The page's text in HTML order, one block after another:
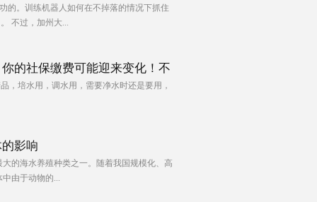
的。训练机器人如何在不掉落的情况下抓住
不过，加州大...
的社保缴费可能迎来变化！不
，培水用，调水用，需要净水时还是要用，
影响
的海水养殖种类之一。随着我国规模化、高
由于动物的...